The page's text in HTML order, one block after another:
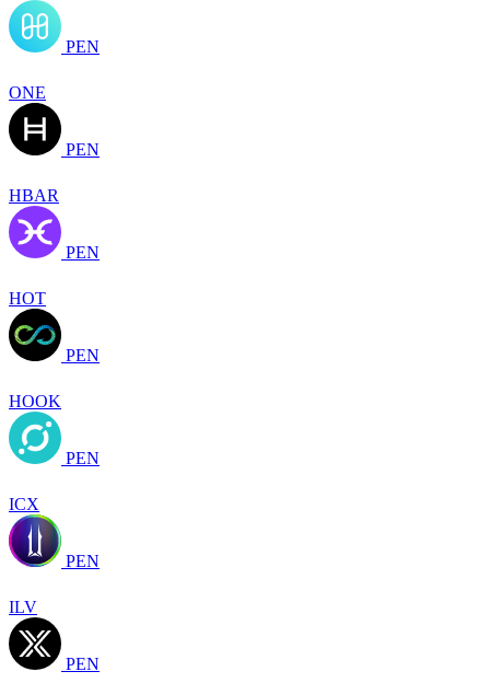
PEN
ONE
PEN
HBAR
PEN
HOT
PEN
HOOK
PEN
ICX
PEN
ILV
PEN